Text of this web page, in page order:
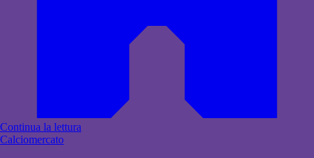
Continua la lettura
Calciomercato